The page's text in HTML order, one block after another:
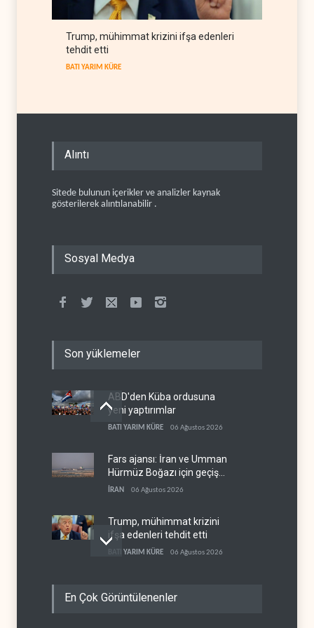
Trump, mühimmat krizini ifşa edenleri
tehdit etti
BATI YARIM KÜRE
Alıntı
Sitede bulunun içerikler ve analizler kaynak
gösterilerek alıntılanabilir .
Sosyal Medya
Son yüklemeler
ABD'den Küba ordusuna
yeni yaptırımlar
BATI YARIM KÜRE 06 Ağustos 2026
Fars ajansı: İran ve Umman
Hürmüz Boğazı için geçiş
koridorlarında anlaştı
İRAN 06 Ağustos 2026
Trump, mühimmat krizini
ifşa edenleri tehdit etti
BATI YARIM KÜRE 06 Ağustos 2026
Şeria'da işgalci
En Çok Görüntülenenler